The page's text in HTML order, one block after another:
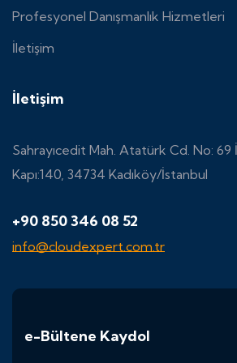
Profesyonel Danışmanlık Hizmetleri
İletişim
İletişim
Sahrayıcedit Mah. Atatürk Cd. No: 69
Kapı:140, 34734 Kadıköy/İstanbul
+90 850 346 08 52
info@cloudexpert.com.tr
e-Bültene Kaydol